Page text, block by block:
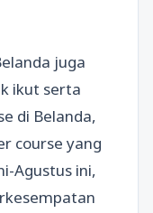
juga
ikut serta
di Belanda,
course yang
Agustus ini,